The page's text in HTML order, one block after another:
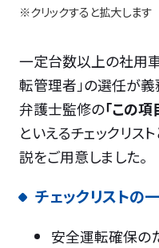
※クリックすると拡大します
一定台数以上の社用
転管理者」の選任が義
弁護士監修の「この
といえるチェックリス
説をご用意しました。
チェックリストの
安全運転確保の